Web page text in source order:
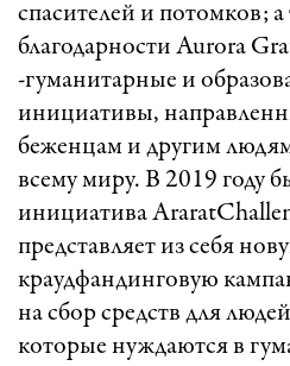
спасителей и потомков;
благодарности Aurora
-гуманитарные и
инициативы,
беженцам и другим
всему миру. В 2019 году
инициатива
представляет из себя
краудфандинговую
на сбор средств для
которые нуждаются в